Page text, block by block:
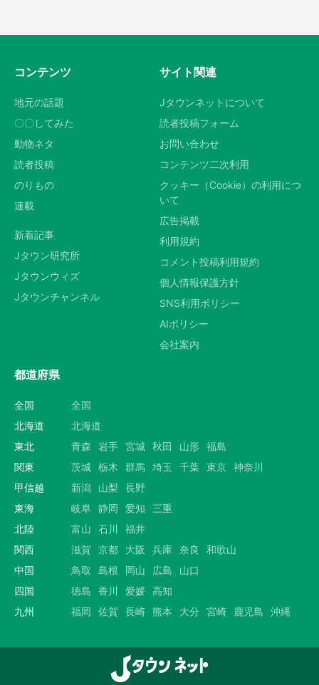
コンテンツ
地元の話題
〇〇してみた
動物ネタ
読者投稿
のりもの
連載
新着記事
Jタウン研究所
Jタウンウィズ
Jタウンチャンネル
サイト関連
Jタウンネットについて
読者投稿フォーム
お問い合わせ
コンテンツ二次利用
クッキー（Cookie）の利用につ
いて
広告掲載
利用規約
コメント投稿利用規約
個人情報保護方針
SNS利用ポリシー
AIポリシー
会社案内
都道府県
全国
全国
北海道
北海道
東北
青森 岩手 宮城 秋田 山形 福島
関東
茨城 栃木 群馬 埼玉 千葉 東京 神奈川
甲信越
新潟 山梨
長野
東海
岐阜 静岡 愛知
三重
北陸
富山 石川
福井
関西
滋賀 京都 大阪 兵庫 奈良
和歌山
中国
鳥取 島根 岡山 広島
山口
四国
徳島 香川 愛媛 高知
九州
福岡 佐賀 長崎 熊本 大分 宮崎 鹿児島 沖縄